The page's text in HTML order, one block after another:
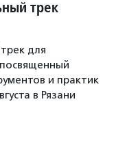
трек
для
и практик
в Рязани